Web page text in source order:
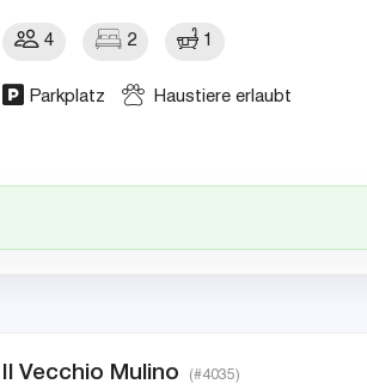
4 2 1
Parkplatz Haustiere erlaubt
Il Vecchio Mulino (#4035)